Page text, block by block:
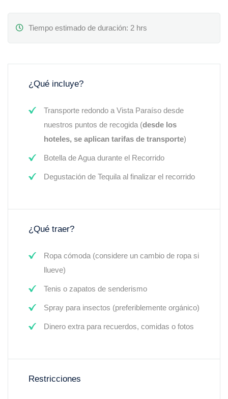
Tiempo estimado de duración: 2 hrs
¿Qué incluye?
Transporte redondo a Vista Paraíso desde
nuestros puntos de recogida (desde los
hoteles, se aplican tarifas de transporte)
Botella de Agua durante el Recorrido
Degustación de Tequila al finalizar el recorrido
¿Qué traer?
Ropa cómoda (considere un cambio de ropa si
llueve)
Tenis o zapatos de senderismo
Spray para insectos (preferiblemente orgánico)
Dinero extra para recuerdos, comidas o fotos
Restricciones